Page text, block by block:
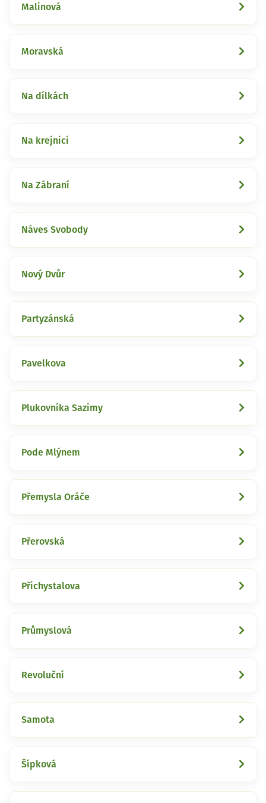
Malinová
Moravská
Na dílkách
Na krejnici
Na Zábraní
Náves Svobody
Nový Dvůr
Partyzánská
Pavelkova
Plukovníka Sazimy
Pode Mlýnem
Přemysla Oráče
Přerovská
Přichystalova
Průmyslová
Revoluční
Samota
Šípková